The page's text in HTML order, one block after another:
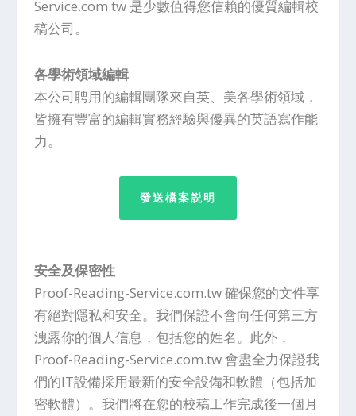
Service.com.tw 是少數值得您信賴的優質編輯校
稿公司。
各學術領域編輯
本公司聘用的編輯團隊來自英、美各學術領域，
皆擁有豐富的編輯實務經驗與優異的英語寫作能
力。
發送檔案説明
安全及保密性
Proof-Reading-Service.com.tw 確保您的文件享
有絕對隱私和安全。我們保證不會向任何第三方
洩露你的個人信息，包括您的姓名。此外，
Proof-Reading-Service.com.tw 會盡全力保證我
們的IT設備採用最新的安全設備和軟體（包括加
密軟體）。我們將在您的校稿工作完成後一個月